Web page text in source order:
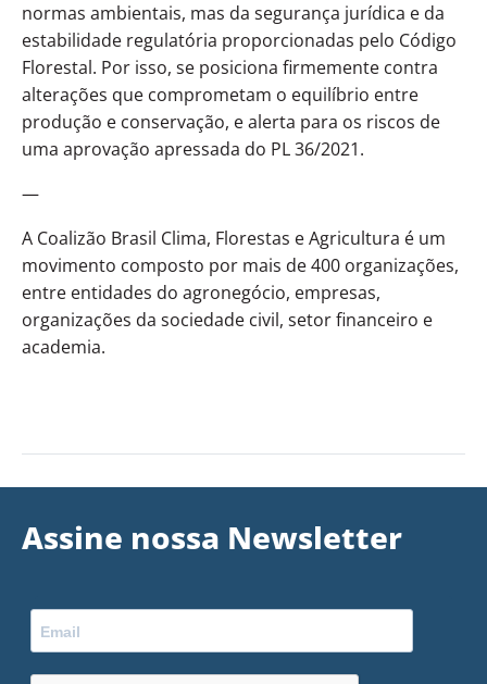
normas ambientais, mas da segurança jurídica e da
estabilidade regulatória proporcionadas pelo Código
Florestal. Por isso, se posiciona firmemente contra
alterações que comprometam o equilíbrio entre
produção e conservação, e alerta para os riscos de
uma aprovação apressada do PL 36/2021.
—
A Coalizão Brasil Clima, Florestas e Agricultura é um
movimento composto por mais de 400 organizações,
entre entidades do agronegócio, empresas,
organizações da sociedade civil, setor financeiro e
academia.
Assine nossa Newsletter